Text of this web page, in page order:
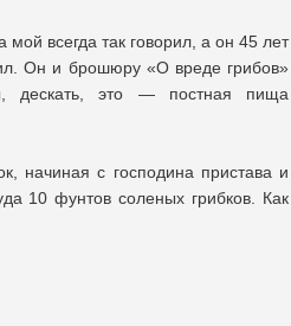
всегда так говорил, а он 45 лет
Он и брошюру «О вреде грибов»
дескать, это — постная пища
начиная с господина пристава и
10 фунтов соленых грибков. Как